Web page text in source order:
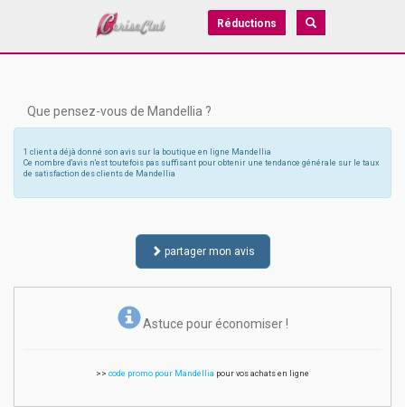
Réductions
Que pensez-vous de Mandellia ?
1 client a déjà donné son avis sur la boutique en ligne Mandellia
Ce nombre d'avis n'est toutefois pas suffisant pour obtenir une tendance générale sur le taux
de satisfaction des clients de Mandellia
partager mon avis
Astuce pour économiser !
>> code promo pour Mandellia pour vos achats en ligne